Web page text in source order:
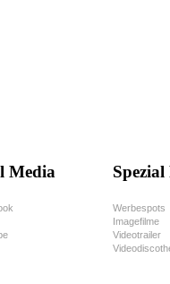
Media
Werbespots
Imagefilme
Videotrailer